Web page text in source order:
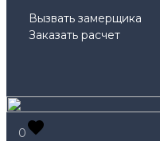
Вызвать замерщика
Заказать расчет
0